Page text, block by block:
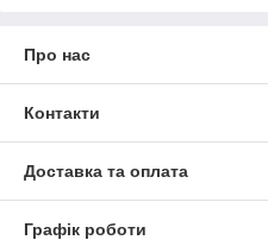
Про нас
Контакти
Доставка та оплата
Графік роботи